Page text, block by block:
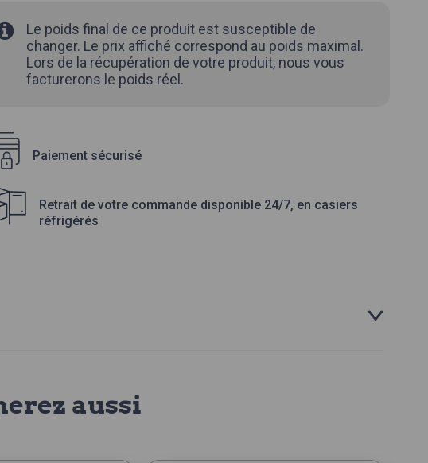
Le poids final de ce produit est susceptible de
changer. Le prix affiché correspond au poids maximal.
Lors de la récupération de votre produit, nous vous
facturerons le poids réel.
Paiement sécurisé
Retrait de votre commande disponible 24/7, en casiers
réfrigérés
aussi